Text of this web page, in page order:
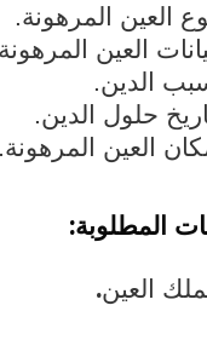
العين المرهونة.
العين
الدين.
حلول الدين.
العين المرهونة.
المطلوبة:
العين.